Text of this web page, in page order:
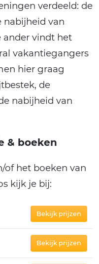
verdeeld: de
nabijheid van
ander vindt het
vakantiegangers
hier graag
de
nabijheid van
& boeken
of het boeken van
kijk je bij:
Bekijk prijzen
Bekijk prijzen